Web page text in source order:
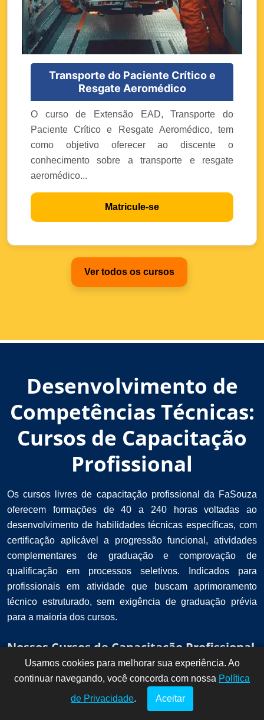
Transporte do Paciente Crítico e
Resgate Aeromédico
O curso de Extensão EAD, Transporte do
Paciente Crítico e Resgate Aeromédico, tem
como objetivo oferecer ao discente o
conhecimento sobre a transporte e resgate
aeromédico...
Matricule-se
Ver todos os cursos
Desenvolvimento de
Competências Técnicas:
Cursos de Capacitação
Profissional
Os cursos livres de capacitação profissional da FaSouza
oferecem formações de 40 a 240 horas voltadas ao
desenvolvimento de habilidades técnicas específicas, com
certificação aplicável a progressão funcional, atividades
complementares de graduação e comprovação de
qualificação em processos seletivos. Indicados para
profissionais em atividade que buscam aprimoramento
técnico estruturado, sem exigência de graduação prévia
para a maioria dos cursos.
Nossos Cursos de Capacitação Profissional
!
Dúvidas? Fale
conosco por
aqui!
Usamos cookies para melhorar sua experiência. Ao
continuar navegando, você concorda com nossa Política
de Privacidade. Aceitar